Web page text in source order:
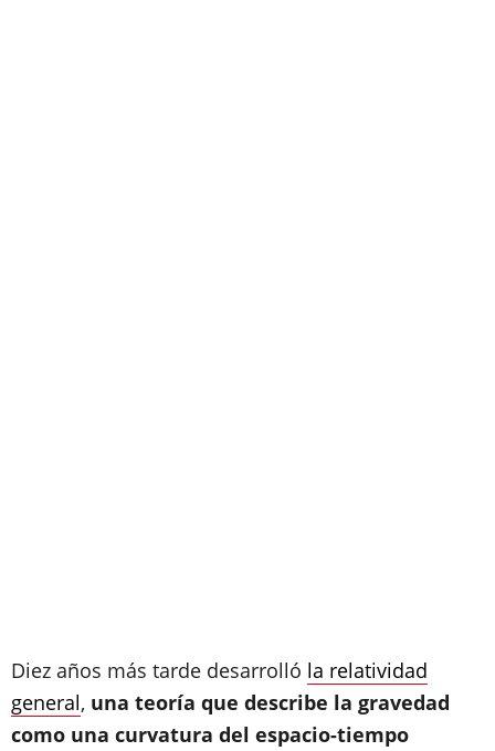
Diez años más tarde desarrolló la relatividad
general, una teoría que describe la gravedad
como una curvatura del espacio-tiempo